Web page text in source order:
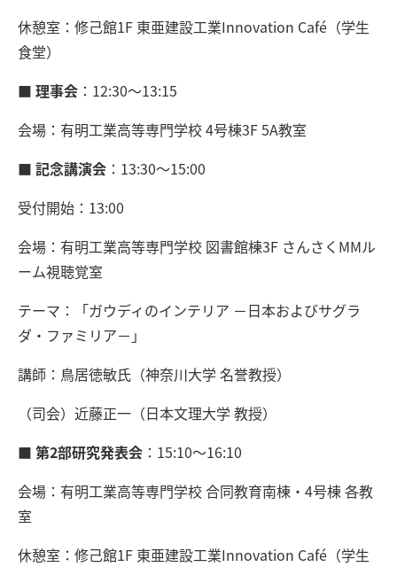
休憩室：修己館1F 東亜建設工業Innovation Café（学生
食堂）
■ 理事会 ：12:30～13:15
会場：有明工業高等専門学校 4号棟3F 5A教室
■ 記念講演会 ：13:30～15:00
受付開始：13:00
会場：有明工業高等専門学校 図書館棟3F さんさくMMル
ーム視聴覚室
テーマ：「ガウディのインテリア －日本およびサグラ
ダ・ファミリア－」
講師：鳥居徳敏氏（神奈川大学 名誉教授）
（司会）近藤正一（日本文理大学 教授）
■ 第2部研究発表会 ：15:10～16:10
会場：有明工業高等専門学校 合同教育南棟・4号棟 各教
室
休憩室：修己館1F 東亜建設工業Innovation Café（学生